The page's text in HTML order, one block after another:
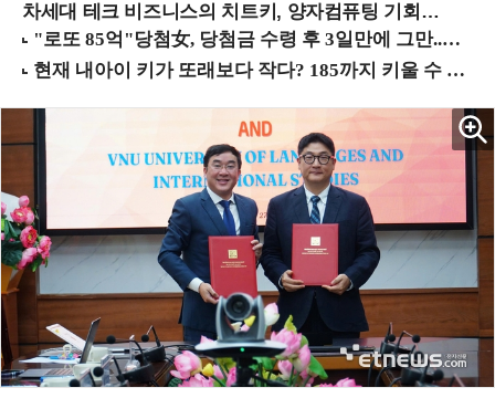
차세대 테크 비즈니스의 치트키, 양자컴퓨팅 기회를 선점하라! (8/28 강남역)